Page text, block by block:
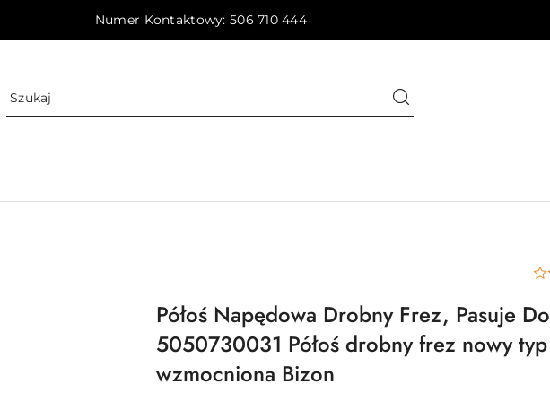
Numer Kontaktowy: 506 710 444
Półoś Napędowa Drobny Frez, Pasuje
5050730031 Półoś drobny frez nowy typ
wzmocniona Bizon